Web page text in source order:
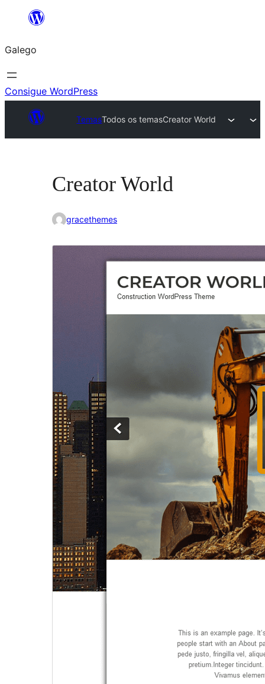
Saltar
contido
Galego
Consigue WordPress
TemasTodos os temasCreator World
Creator World
gracethemes